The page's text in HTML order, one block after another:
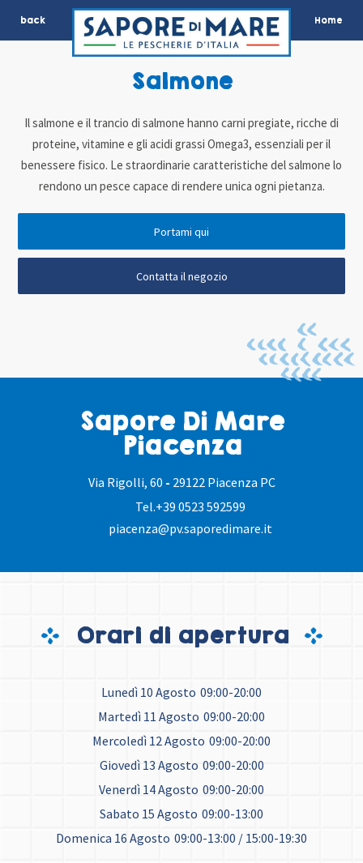
back Home
Sapore Di Mare
Piacenza
Via Rigolli, 60 - 29122 Piacenza PC
Tel.+39 0523 592599
piacenza@pv.saporedimare.it
Salmone
Il salmone e il trancio di salmone hanno carni pregiate, ricche di
proteine, vitamine e gli acidi grassi Omega3, essenziali per il
benessere fisico. Le straordinarie caratteristiche del salmone lo
rendono un pesce capace di rendere unica ogni pietanza.
Portami qui
Contatta il negozio
Orari di apertura
Lunedì 10 Agosto 09:00-20:00
Martedì 11 Agosto 09:00-20:00
Mercoledì 12 Agosto 09:00-20:00
Giovedì 13 Agosto 09:00-20:00
Venerdì 14 Agosto 09:00-20:00
Sabato 15 Agosto 09:00-13:00
Domenica 16 Agosto 09:00-13:00 / 15:00-19:30